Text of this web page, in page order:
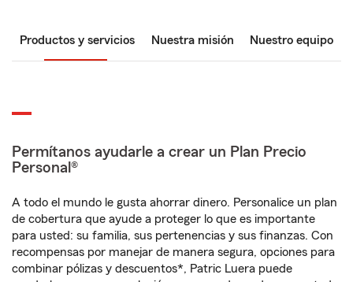
Productos y servicios Nuestra misión Nuestro equipo
Permítanos ayudarle a crear un Plan Precio
Personal®
A todo el mundo le gusta ahorrar dinero. Personalice un plan
de cobertura que ayude a proteger lo que es importante
para usted: su familia, sus pertenencias y sus finanzas. Con
recompensas por manejar de manera segura, opciones para
combinar pólizas y descuentos*, Patric Luera puede